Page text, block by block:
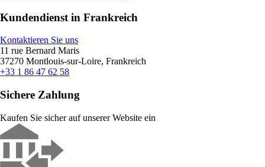
Kundendienst in Frankreich
Kontaktieren Sie uns
11 rue Bernard Maris
37270 Montlouis-sur-Loire, Frankreich
+33 1 86 47 62 58
Sichere Zahlung
Kaufen Sie sicher auf unserer Website ein